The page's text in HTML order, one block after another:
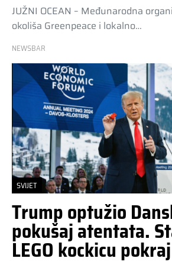
JUŽNI OCEAN – Međunarodna
okoliša Greenpeace i lokalno…
NEWSBAR
SVIJET
Trump optužio
pokušaj atentata.
LEGO kockicu